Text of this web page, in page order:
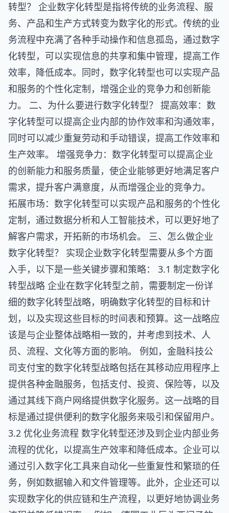
转型？ 企业数字化转型是指将传统的业务流程、服
务、产品和生产方式转变为数字化的形式。传统的业
务流程中充满了各种手动操作和信息孤岛，通过数字
化转型，可以实现信息的共享和集中管理，提高工作
效率，降低成本。同时，数字化转型也可以实现产品
和服务的个性化定制，增强企业的竞争力和创新能
力。 二、为什么要进行数字化转型？ 提高效率：数
字化转型可以提高企业内部的协作效率和沟通效率，
同时可以减少重复劳动和手动错误，提高工作效率和
生产效率。 增强竞争力：数字化转型可以提高企业
的创新能力和服务质量，使企业能够更好地满足客户
需求，提升客户满意度，从而增强企业的竞争力。
拓展市场：数字化转型可以实现产品和服务的个性化
定制，通过数据分析和人工智能技术，可以更好地了
解客户需求，开拓新的市场机会。 三、怎么做企业
数字化转型？ 实现企业数字化转型需要从多个方面
入手，以下是一些关键步骤和策略： 3.1 制定数字化
转型战略 企业在数字化转型之前，需要制定一份详
细的数字化转型战略，明确数字化转型的目标和计
划，以及实现这些目标的时间表和预算。这一战略应
该是与企业整体战略相一致的，并考虑到技术、人
员、流程、文化等方面的影响。 例如，金融科技公
司支付宝的数字化转型战略包括在其移动应用程序上
提供各种金融服务，包括支付、投资、保险等，以及
通过其线下商户网络提供数字化服务。这一战略的目
标是通过提供便利的数字化服务来吸引和保留用户。
3.2 优化业务流程 数字化转型还涉及到企业内部业务
流程的优化，以提高生产效率和降低成本。企业可以
通过引入数字化工具来自动化一些重复性和繁琐的任
务，例如数据输入和文件管理等。此外，企业还可以
实现数字化的供应链和生产流程，以更好地协调业务